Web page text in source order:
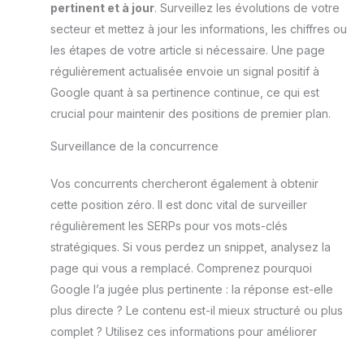
pertinent et à jour. Surveillez les évolutions de votre
secteur et mettez à jour les informations, les chiffres ou
les étapes de votre article si nécessaire. Une page
régulièrement actualisée envoie un signal positif à
Google quant à sa pertinence continue, ce qui est
crucial pour maintenir des positions de premier plan.
Surveillance de la concurrence
Vos concurrents chercheront également à obtenir
cette position zéro. Il est donc vital de surveiller
régulièrement les SERPs pour vos mots-clés
stratégiques. Si vous perdez un snippet, analysez la
page qui vous a remplacé. Comprenez pourquoi
Google l’a jugée plus pertinente : la réponse est-elle
plus directe ? Le contenu est-il mieux structuré ou plus
complet ? Utilisez ces informations pour améliorer